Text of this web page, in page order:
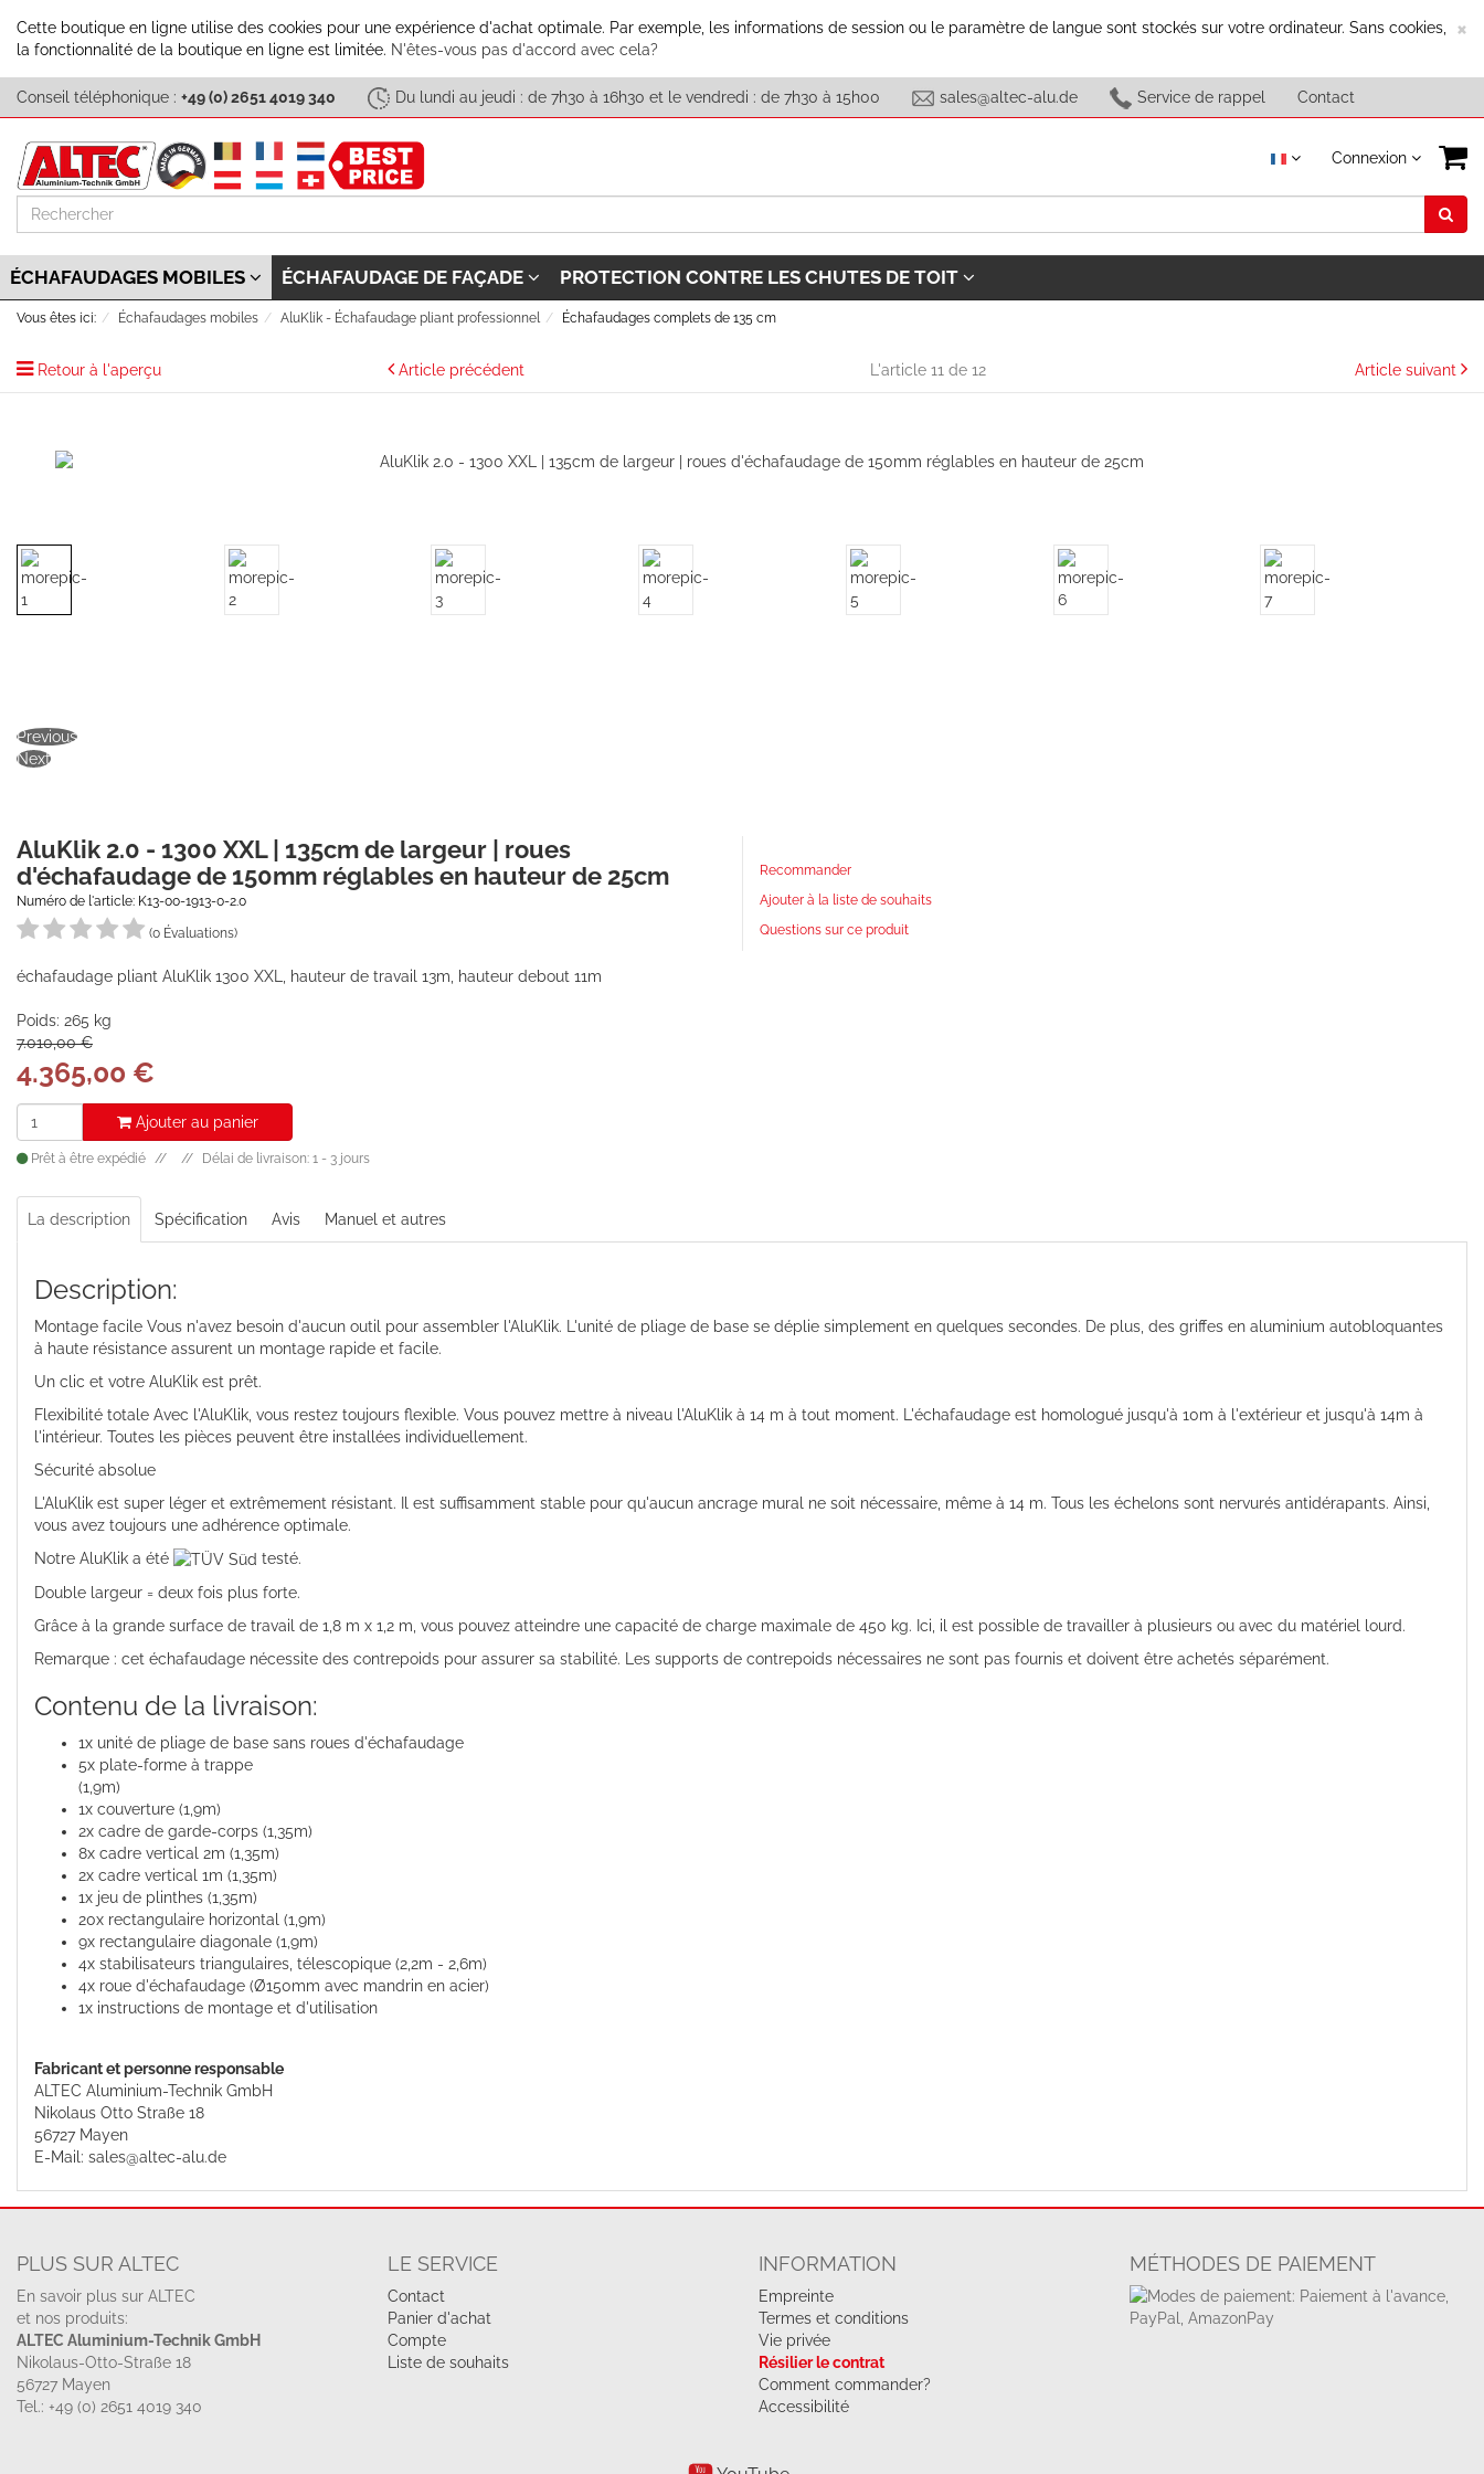
×
Cette boutique en ligne utilise des cookies pour une expérience d'achat optimale. Par exemple, les informations de session ou le paramètre de langue sont stockés sur votre ordinateur. Sans cookies,
la fonctionnalité de la boutique en ligne est limitée. N'êtes-vous pas d'accord avec cela?
Conseil téléphonique : +49 (0) 2651 4019 340 Du lundi au jeudi : de 7h30 à 16h30 et le vendredi : de 7h30 à 15h00 sales@altec-alu.de Service de rappel Contact
Connexion
Rechercher
ÉCHAFAUDAGES MOBILES ÉCHAFAUDAGE DE FAÇADE PROTECTION CONTRE LES CHUTES DE TOIT
Vous êtes ici: Échafaudages mobiles AluKlik - Échafaudage pliant professionnel Échafaudages complets de 135 cm
Retour à l'aperçu Article précédent L'article 11 de 12 Article suivant
Previous
Next
AluKlik 2.0 - 1300 XXL | 135cm de largeur | roues
d'échafaudage de 150mm réglables en hauteur de 25cm
Numéro de l'article: K13-00-1913-0-2.0
(0 Évaluations)
échafaudage pliant AluKlik 1300 XXL, hauteur de travail 13m, hauteur debout 11m
Poids: 265 kg
7.010,00 €
4.365,00 €
Ajouter au panier
Prêt à être expédié Délai de livraison: 1 - 3 jours
Recommander
Ajouter à la liste de souhaits
Questions sur ce produit
La description Spécification Avis Manuel et autres
Description:
Montage facile Vous n'avez besoin d'aucun outil pour assembler l'AluKlik. L'unité de pliage de base se déplie simplement en quelques secondes. De plus, des griffes en aluminium autobloquantes
à haute résistance assurent un montage rapide et facile.
Un clic et votre AluKlik est prêt.
Flexibilité totale Avec l'AluKlik, vous restez toujours flexible. Vous pouvez mettre à niveau l'AluKlik à 14 m à tout moment. L'échafaudage est homologué jusqu'à 10m à l'extérieur et jusqu'à 14m à
l'intérieur. Toutes les pièces peuvent être installées individuellement.
Sécurité absolue
L'AluKlik est super léger et extrêmement résistant. Il est suffisamment stable pour qu'aucun ancrage mural ne soit nécessaire, même à 14 m. Tous les échelons sont nervurés antidérapants. Ainsi,
vous avez toujours une adhérence optimale.
Notre AluKlik a été
testé.
Double largeur = deux fois plus forte.
Grâce à la grande surface de travail de 1,8 m x 1,2 m, vous pouvez atteindre une capacité de charge maximale de 450 kg. Ici, il est possible de travailler à plusieurs ou avec du matériel lourd.
Remarque : cet échafaudage nécessite des contrepoids pour assurer sa stabilité. Les supports de contrepoids nécessaires ne sont pas fournis et doivent être achetés séparément.
Contenu de la livraison:
1x unité de pliage de base sans roues d'échafaudage
5x plate-forme à trappe
(1,9m)
1x couverture (1,9m)
2x cadre de garde-corps (1,35m)
8x cadre vertical 2m (1,35m)
2x cadre vertical 1m (1,35m)
1x jeu de plinthes (1,35m)
20x rectangulaire horizontal (1,9m)
9x rectangulaire diagonale (1,9m)
4x stabilisateurs triangulaires, télescopique (2,2m - 2,6m)
4x roue d'échafaudage (Ø150mm avec mandrin en acier)
1x instructions de montage et d'utilisation
Fabricant et personne responsable
ALTEC Aluminium-Technik GmbH
Nikolaus Otto Straße 18
56727 Mayen
E-Mail: sales@altec-alu.de
PLUS SUR ALTEC
En savoir plus sur ALTEC
et nos produits:
ALTEC Aluminium-Technik GmbH
Nikolaus-Otto-Straße 18
56727 Mayen
Tel.: +49 (0) 2651 4019 340
LE SERVICE
Contact
Panier d'achat
Compte
Liste de souhaits
INFORMATION
Empreinte
Termes et conditions
Vie privée
Résilier le contrat
Comment commander?
Accessibilité
MÉTHODES DE PAIEMENT